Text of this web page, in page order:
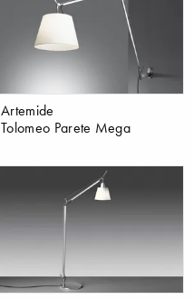
Artemide
Tolomeo Parete Mega